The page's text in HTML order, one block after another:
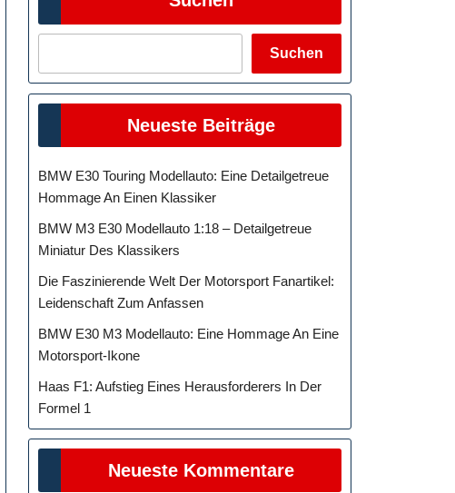
Suchen
Neueste Beiträge
BMW E30 Touring Modellauto: Eine Detailgetreue
Hommage An Einen Klassiker
BMW M3 E30 Modellauto 1:18 – Detailgetreue
Miniatur Des Klassikers
Die Faszinierende Welt Der Motorsport Fanartikel:
Leidenschaft Zum Anfassen
BMW E30 M3 Modellauto: Eine Hommage An Eine
Motorsport-Ikone
Haas F1: Aufstieg Eines Herausforderers In Der
Formel 1
Neueste Kommentare